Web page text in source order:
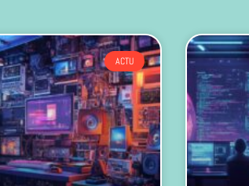
ACTU